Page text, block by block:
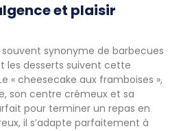
et plaisir
souvent synonyme de barbecues
les desserts suivent cette
« cheesecake aux framboises »,
son centre crémeux et sa
pour terminer un repas en
il s’adapte parfaitement à